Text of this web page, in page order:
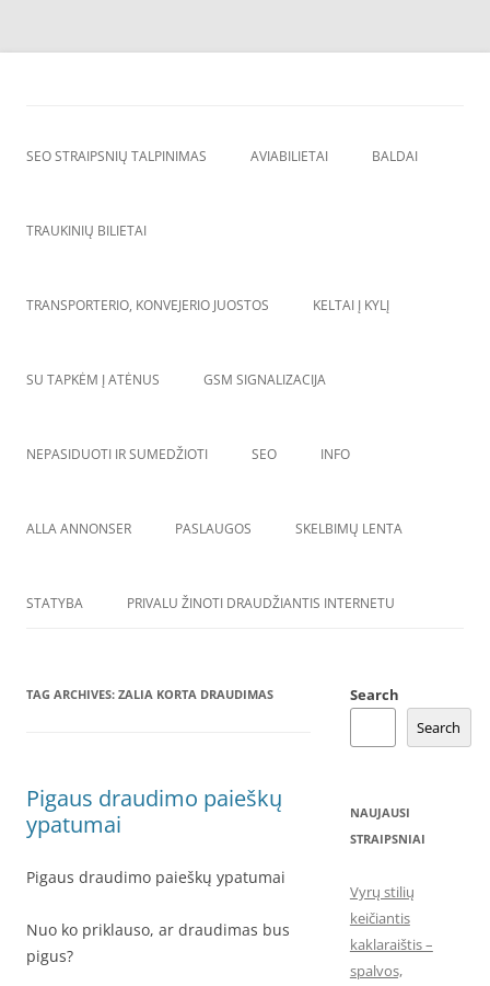
Skip
SEO STRAIPSNIŲ TALPINIMAS AVIABILIETAI BALDAI
TRAUKINIŲ BILIETAI
TRANSPORTERIO, KONVEJERIO JUOSTOS KELTAI Į KYLĮ
SU TAPKĖM Į ATĖNUS GSM SIGNALIZACIJA
NEPASIDUOTI IR SUMEDŽIOTI SEO INFO
ALLA ANNONSER PASLAUGOS SKELBIMŲ LENTA
STATYBA PRIVALU ŽINOTI DRAUDŽIANTIS INTERNETU
TAG ARCHIVES: ZALIA KORTA DRAUDIMAS
Pigaus draudimo paieškų
ypatumai
Pigaus draudimo paieškų ypatumai
Nuo ko priklauso, ar draudimas bus
pigus?
Search
Search
NAUJAUSI
STRAIPSNIAI
Vyrų stilių
keičiantis
kaklaraištis –
spalvos,